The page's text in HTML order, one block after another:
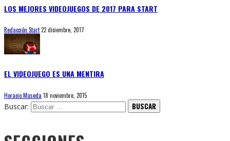
LOS MEJORES VIDEOJUEGOS DE 2017 PARA START
Redacción Start22 diciembre, 2017
EL VIDEOJUEGO ES UNA MENTIRA
Horacio Maseda 18 noviembre, 2015
Buscar: